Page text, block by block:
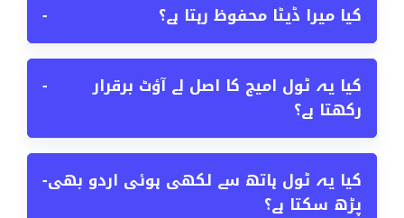
کیا میرا ڈیٹا محفوظ رہتا ہے؟ −
کیا یہ ٹول امیج کا اصل لے آؤٹ برقرار
رکھتا ہے؟
−
کیا یہ ٹول ہاتھ سے لکھی ہوئی اردو بھی
پڑھ سکتا ہے؟
−